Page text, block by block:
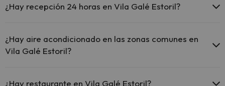
Aquí tienes más info sobre la piscina y otras instalaciones.
¿Hay recepción 24 horas en Vila Galé Estoril?
¿Hay aire acondicionado en las zonas comunes en
Vila Galé Estoril?
¿Hay restaurante en Vila Galé Estoril?